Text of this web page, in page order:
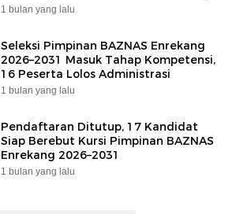
1 bulan yang lalu
Seleksi Pimpinan BAZNAS Enrekang
2026–2031 Masuk Tahap Kompetensi,
16 Peserta Lolos Administrasi
1 bulan yang lalu
Pendaftaran Ditutup, 17 Kandidat
Siap Berebut Kursi Pimpinan BAZNAS
Enrekang 2026–2031
1 bulan yang lalu